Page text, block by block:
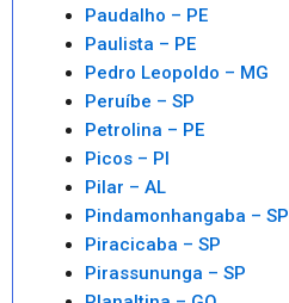
Paudalho – PE
Paulista – PE
Pedro Leopoldo – MG
Peruíbe – SP
Petrolina – PE
Picos – PI
Pilar – AL
Pindamonhangaba – SP
Piracicaba – SP
Pirassununga – SP